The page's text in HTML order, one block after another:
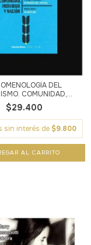
DEL
COMUNIDAD,...
$29.400
sin interés de $9.800